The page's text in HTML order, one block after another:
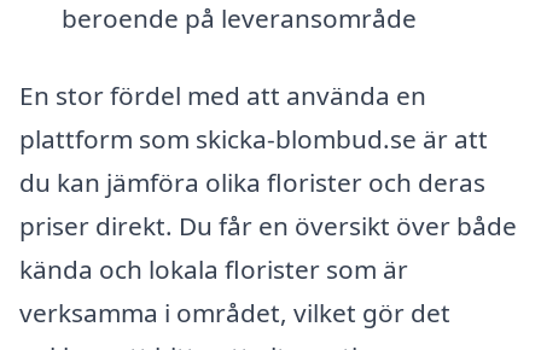
beroende på leveransområde
En stor fördel med att använda en
plattform som skicka-blombud.se är att
du kan jämföra olika florister och deras
priser direkt. Du får en översikt över både
kända och lokala florister som är
verksamma i området, vilket gör det